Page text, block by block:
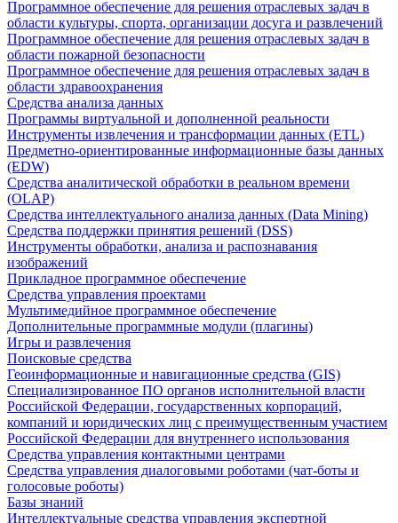
Программное обеспечение для решения отраслевых задач в
области культуры, спорта, организации досуга и развлечений
Программное обеспечение для решения отраслевых задач в
области пожарной безопасности
Программное обеспечение для решения отраслевых задач в
области здравоохранения
Средства анализа данных
Программы виртуальной и дополненной реальности
Инструменты извлечения и трансформации данных (ETL)
Предметно-ориентированные информационные базы данных
(EDW)
Средства аналитической обработки в реальном времени
(OLAP)
Средства интеллектуального анализа данных (Data Mining)
Средства поддержки принятия решений (DSS)
Инструменты обработки, анализа и распознавания
изображений
Прикладное программное обеспечение
Средства управления проектами
Мультимедийное программное обеспечение
Дополнительные программные модули (плагины)
Игры и развлечения
Поисковые средства
Геоинформационные и навигационные средства (GIS)
Специализированное ПО органов исполнительной власти
Российской Федерации, государственных корпораций,
компаний и юридических лиц с преимущественным участием
Российской Федерации для внутреннего использования
Средства управления контактными центрами
Средства управления диалоговыми роботами (чат-боты и
голосовые роботы)
Базы знаний
Интеллектуальные средства управления экспертной